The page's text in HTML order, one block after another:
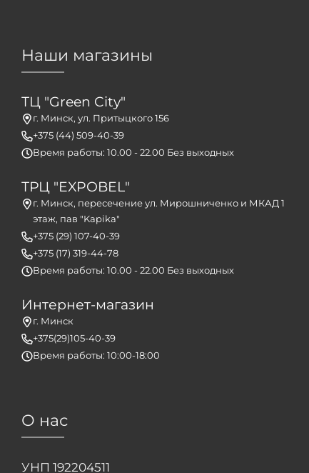
Наши магазины
ТЦ "Green City"
г. Минск, ул. Притыцкого 156
+375 (44) 509-40-39
Время работы: 10.00 - 22.00 Без выходных
ТРЦ "EXPOBEL"
г. Минск, пересечение ул. Мирошниченко и МКАД 1
этаж, пав "Kapika"
+375 (29) 107-40-39
+375 (17) 319-44-78
Время работы: 10.00 - 22.00 Без выходных
Интернет-магазин
г. Минск
+375(29)105-40-39
Время работы: 10:00-18:00
О нас
УНП 192204511